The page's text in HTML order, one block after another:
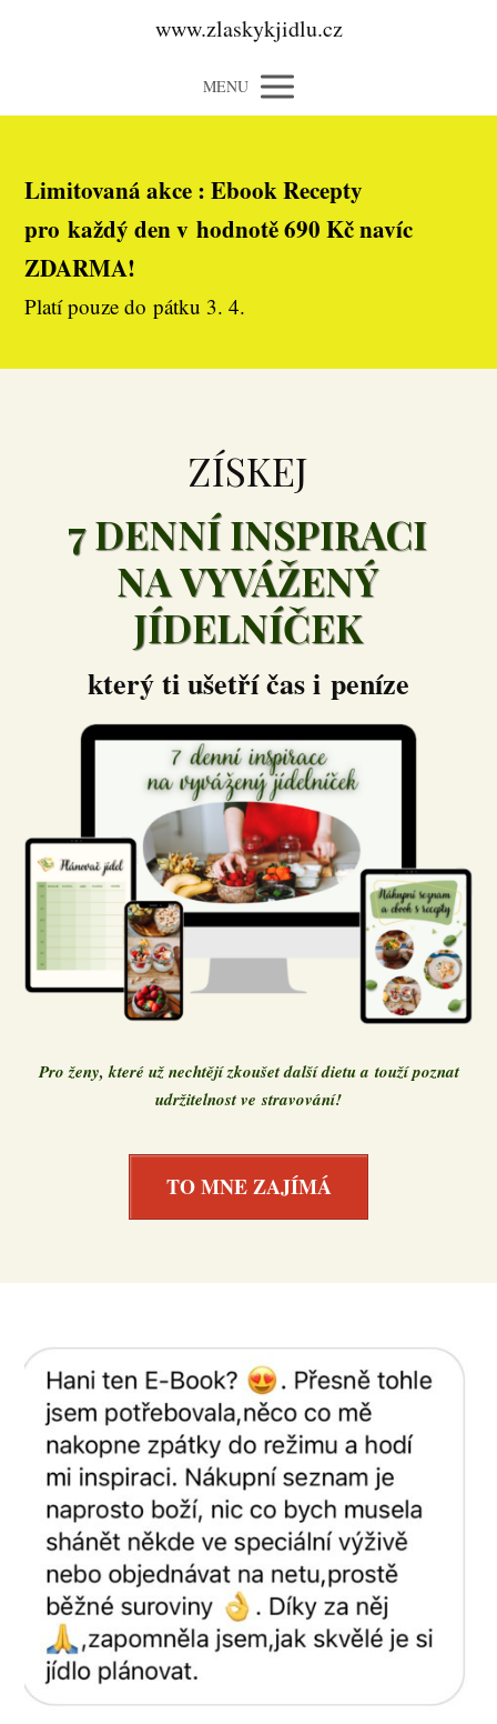
www.zlaskykjidlu.cz
MENU
Limitovaná akce : Ebook Recepty
pro každý den v hodnotě 690 Kč navíc
ZDARMA!
Platí pouze do pátku 3. 4.
ZÍSKEJ
7 DENNÍ INSPIRACI
NA VYVÁŽENÝ
JÍDELNÍČEK
který ti ušetří čas i peníze
Pro ženy, které už nechtějí zkoušet další dietu a touží poznat
udržitelnost ve stravování!
TO MNE ZAJÍMÁ